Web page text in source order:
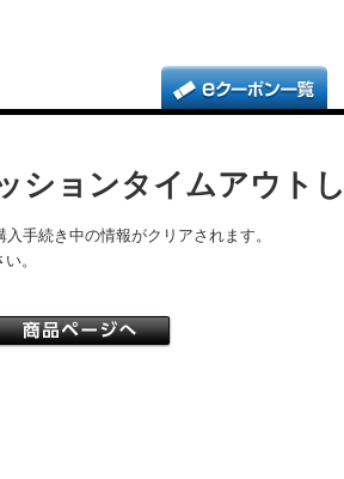
ションタイムアウトし
手続き中の情報がクリアされます。
。